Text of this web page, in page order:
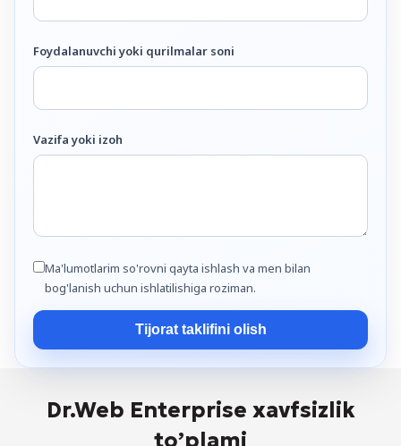
Dr.Web Enterprise xavfsizlik
to’plami
Foydalanuvchi yoki qurilmalar soni
Vazifa yoki izoh
Ma'lumotlarim so'rovni qayta ishlash va men bilan
bog'lanish uchun ishlatilishiga roziman.
Tijorat taklifini olish